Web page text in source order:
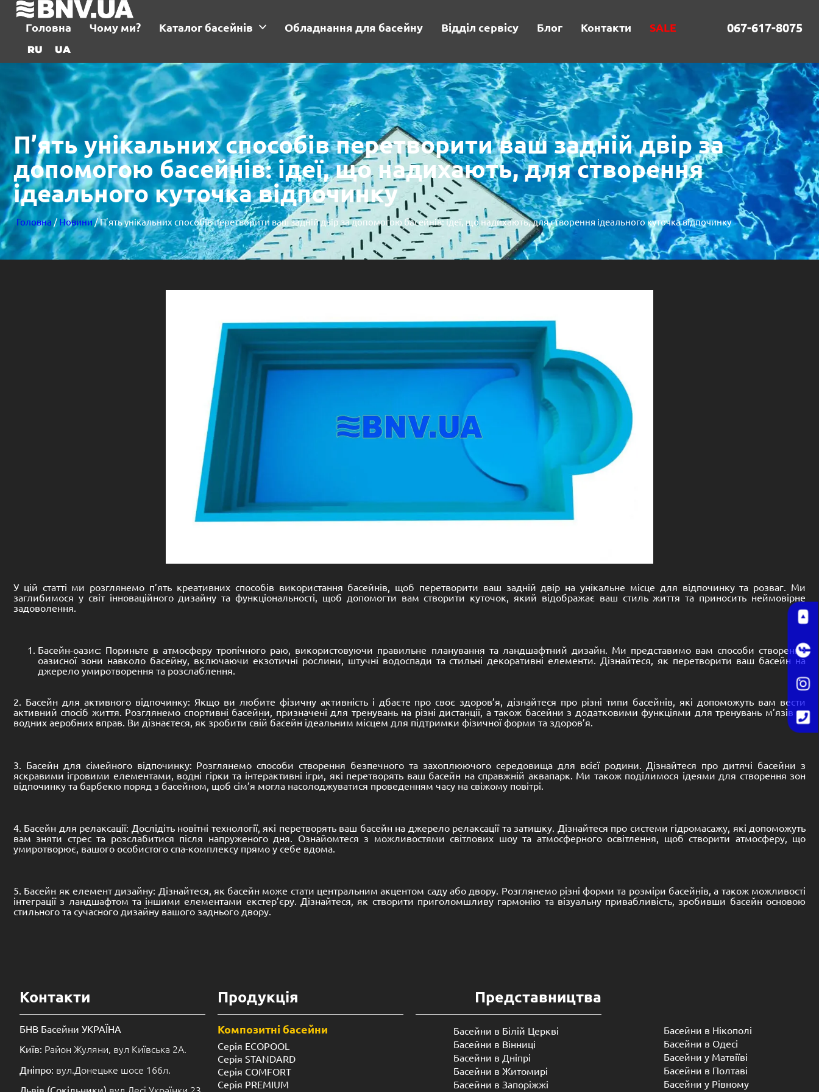
Головна Чому ми? Каталог басейнів Обладнання для басейну Відділ сервісу Блог Контакти SALE 067-617-8075
RU UA
П’ять унікальних способів перетворити ваш задній двір за
допомогою басейнів: ідеї, що надихають, для створення
ідеального куточка відпочинку
Головна / Новини/ П’ять унікальних способів перетворити ваш задній двір за допомогою басейнів: ідеї, що надихають, для створення ідеального куточка відпочинку
У цій статті ми розглянемо п’ять креативних способів використання басейнів, щоб перетворити ваш задній двір на унікальне місце для відпочинку та розваг. Ми
заглибимося у світ інноваційного дизайну та функціональності, щоб допомогти вам створити куточок, який відображає ваш стиль життя та приносить неймовірне
задоволення.
Басейн-оазис: Пориньте в атмосферу тропічного раю, використовуючи правильне планування та ландшафтний дизайн. Ми представимо вам способи створення
оазисної зони навколо басейну, включаючи екзотичні рослини, штучні водоспади та стильні декоративні елементи. Дізнайтеся, як перетворити ваш басейн на
джерело умиротворення та розслаблення.
2. Басейн для активного відпочинку: Якщо ви любите фізичну активність і дбаєте про своє здоров’я, дізнайтеся про різні типи басейнів, які допоможуть вам вести
активний спосіб життя. Розглянемо спортивні басейни, призначені для тренувань на різні дистанції, а також басейни з додатковими функціями для тренувань м’язів та
водних аеробних вправ. Ви дізнаєтеся, як зробити свій басейн ідеальним місцем для підтримки фізичної форми та здоров’я.
3. Басейн для сімейного відпочинку: Розглянемо способи створення безпечного та захоплюючого середовища для всієї родини. Дізнайтеся про дитячі басейни з
яскравими ігровими елементами, водні гірки та інтерактивні ігри, які перетворять ваш басейн на справжній аквапарк. Ми також поділимося ідеями для створення зон
відпочинку та барбекю поряд з басейном, щоб сім’я могла насолоджуватися проведенням часу на свіжому повітрі.
4. Басейн для релаксації: Дослідіть новітні технології, які перетворять ваш басейн на джерело релаксації та затишку. Дізнайтеся про системи гідромасажу, які допоможуть
вам зняти стрес та розслабитися після напруженого дня. Ознайомтеся з можливостями світлових шоу та атмосферного освітлення, щоб створити атмосферу, що
умиротворює, вашого особистого спа-комплексу прямо у себе вдома.
5. Басейн як елемент дизайну: Дізнайтеся, як басейн може стати центральним акцентом саду або двору. Розглянемо різні форми та розміри басейнів, а також можливості
інтеграції з ландшафтом та іншими елементами екстер’єру. Дізнайтеся, як створити приголомшливу гармонію та візуальну привабливість, зробивши басейн основою
стильного та сучасного дизайну вашого заднього двору.
Контакти
БНВ Басейни УКРАЇНА
Київ: Район Жуляни, вул Київська 2А.
Дніпро: вул.Донецьке шосе 166л.
Продукція
Композитні басейни
Серія ECOPOOL
Серія STANDARD
Серія COMFORT
Серія PREMIUM
Представництва
Басейни в Білій Церкві
Басейни в Вінниці
Басейни в Дніпрі
Басейни в Житомирі
Басейни в Запоріжжі
Басейни в Нікополі
Басейни в Одесі
Басейни у Матвіїві
Басейни в Полтаві
Басейни у ​​Рівному